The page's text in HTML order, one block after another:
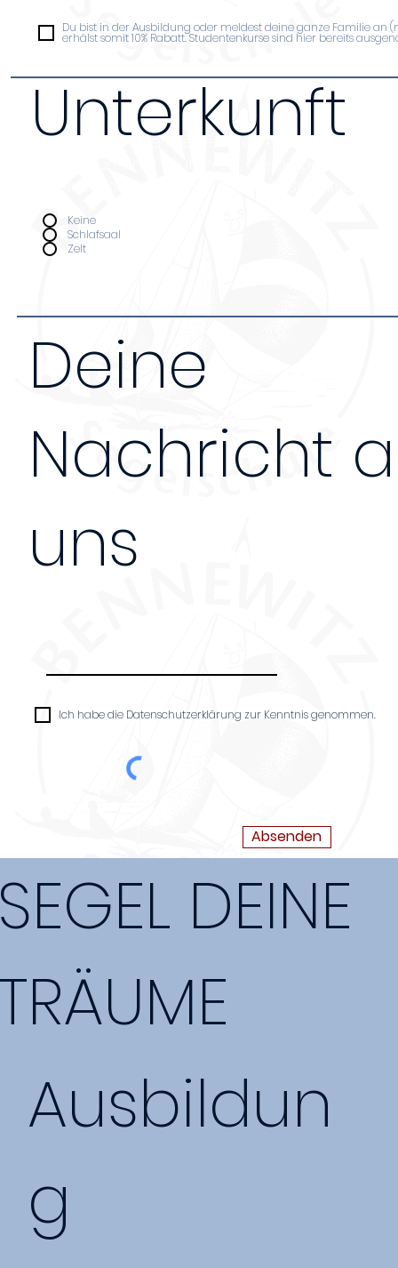
Absenden
Ich habe die Datenschutzerklärung zur Kenntnis genommen.
Keine
Schlafsaal
Zelt
Du bist in der Ausbildung oder meldest deine ganze Familie an
erhälst somit 10% Rabatt. Studentenkurse sind hier bereits
Deine
Nachricht
uns
Da wir nur über begrenzten Platz verfügen
Unterkunft
DEINE
Ausbildun
g